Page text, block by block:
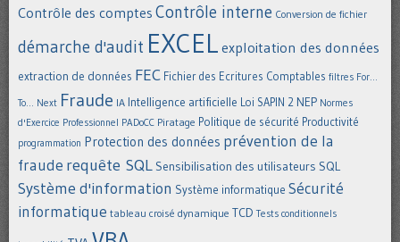
Contrôle des comptes Contrôle interne Conversion de fichier
démarche d'audit EXCEL exploitation des données
extraction de données FEC Fichier des Ecritures Comptables filtres For...
To... Next Fraude IA Intelligence artificielle Loi SAPIN 2 NEP Normes
d'Exercice Professionnel PADoCC Piratage Politique de sécurité Productivité
programmation Protection des données prévention de la
fraude requête SQL Sensibilisation des utilisateurs SQL
Système d'information Système informatique Sécurité
informatique tableau croisé dynamique TCD Tests conditionnels